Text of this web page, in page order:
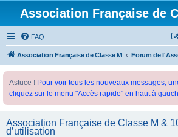
Association Française de
FAQ
Association Française de Classe M
Astuce ! Pour voir tous les nouveaux messages,
cliquez sur le menu "Accès rapide" en haut à
Association Française de Classe M &
d’utilisation